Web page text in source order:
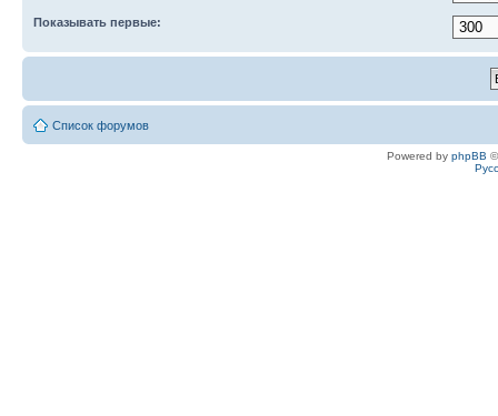
Показывать первые:
Список форумов
Powered by phpBB